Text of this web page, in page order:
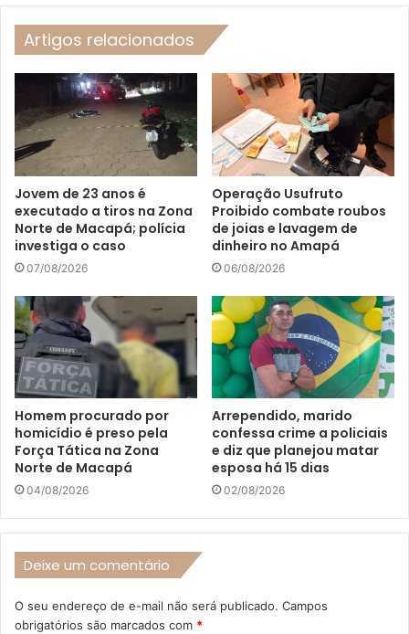
Artigos relacionados
Jovem de 23 anos é
executado a tiros na Zona
Norte de Macapá; polícia
investiga o caso
07/08/2026
Operação Usufruto
Proibido combate roubos
de joias e lavagem de
dinheiro no Amapá
06/08/2026
Homem procurado por
homicídio é preso pela
Força Tática na Zona
Norte de Macapá
04/08/2026
Arrependido, marido
confessa crime a policiais
e diz que planejou matar
esposa há 15 dias
02/08/2026
Deixe um comentário
O seu endereço de e-mail não será publicado. Campos
obrigatórios são marcados com *